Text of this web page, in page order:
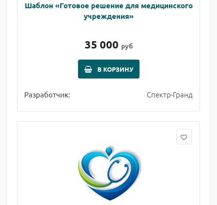
Шаблон «Готовое решение для медицинского
учреждения»
35 000 руб
В КОРЗИНУ
Разработчик: Спектр-Гранд